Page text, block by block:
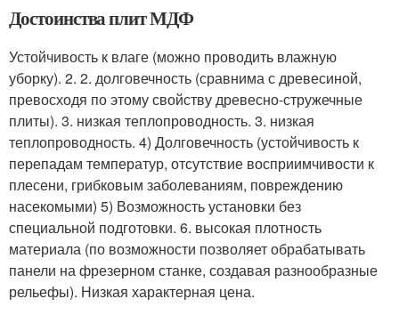
Достоинства плит МДФ
Устойчивость к влаге (можно проводить влажную
уборку). 2. 2. долговечность (сравнима с древесиной,
превосходя по этому свойству древесно-стружечные
плиты). 3. низкая теплопроводность. 3. низкая
теплопроводность. 4) Долговечность (устойчивость к
перепадам температур, отсутствие восприимчивости к
плесени, грибковым заболеваниям, повреждению
насекомыми) 5) Возможность установки без
специальной подготовки. 6. высокая плотность
материала (по возможности позволяет обрабатывать
панели на фрезерном станке, создавая разнообразные
рельефы). Низкая характерная цена.